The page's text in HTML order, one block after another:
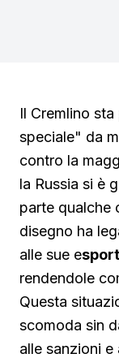
Il Cremlino
speciale" da
contro la
la Russia si è
parte qualche
disegno ha
alle sue e
rendendole
Questa
scomoda sin
alle sanzioni e